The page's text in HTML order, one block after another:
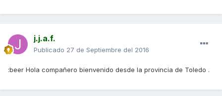
j.j.a.f.
Publicado 27 de Septiembre del 2016
:beer Hola compañero bienvenido desde la provincia de Toledo .